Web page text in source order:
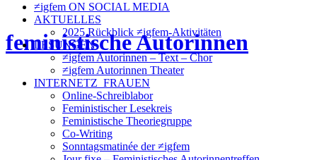
≠igfem ON SOCIAL MEDIA
AKTUELLES
2025 Rückblick ≠igfem-Aktivitäten
LESUNGEN
≠igfem Autorinnen – Text – Chor
≠igfem Autorinnen Theater
INTERNETZ_FRAUEN
Online-Schreiblabor
Feministischer Lesekreis
Feministische Theoriegruppe
Co-Writing
Sonntagsmatinée der ≠igfem